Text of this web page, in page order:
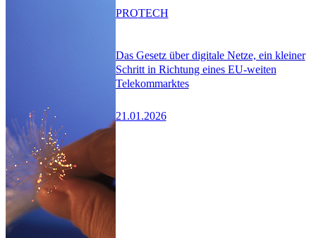
Das Gesetz über digitale Netze, ein kleiner
Schritt in Richtung eines EU-weiten
Telekommarktes
21.01.2026
PROTECH